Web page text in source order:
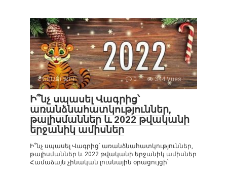
ՀԵՏԱՔՐՔԻՐ 0 344 Vues :
Ի՞նչ սպասել Վագրից՝
առանձնահատկություններ,
թալիսմաններ և 2022 թվականի
երջանիկ ամիսներ
Ի՞նչ սպասել Վագրից՝ առանձնահատկություններ,
թալիսմաններ և 2022 թվականի երջանիկ ամիսներ
Համաձայն չինական լուսնային օրացույցի՝